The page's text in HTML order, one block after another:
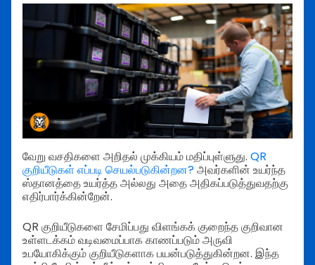
வேறு வசதிகளை அறிதல் முக்கியம் மதிப்புள்ளுது. QR
குறியீடுகள் எப்படி செயல்படுகின்றன?அவர்களின் உயர்ந்த
ஸ்தானத்தை உயர்த்த அல்லது அதை அதிகப்படுத்துவதற்கு
எதிர்பார்க்கின்றேன்.
QR குறியீடுகளை சேமிப்பது விளங்கக் குறைந்த குறிவான
உள்ளடக்கம் வடிவமைப்பாக காணப்படும் அருவி
உபயோகிக்கும் குறியீடுகளாக பயன்படுத்துகின்றன. இந்த